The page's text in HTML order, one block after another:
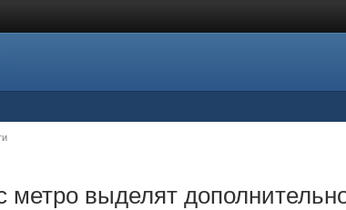
метро выделят